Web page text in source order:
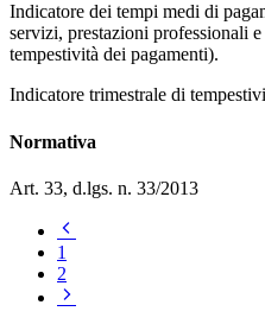
Indicatore dei tempi medi di
servizi, prestazioni professionali
tempestività dei pagamenti).
Indicatore trimestrale di
Normativa
Art. 33, d.lgs. n. 33/2013
1
2